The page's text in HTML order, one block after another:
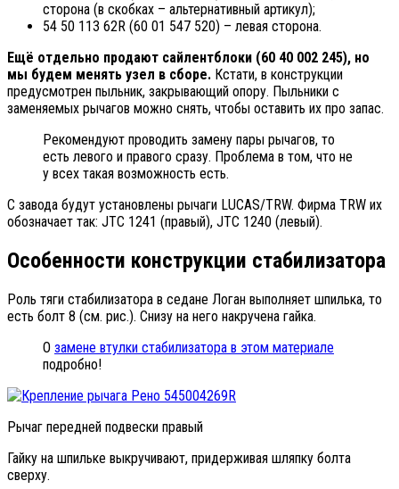
сторона (в скобках – альтернативный артикул);
54 50 113 62R (60 01 547 520) – левая сторона.
Ещё отдельно продают сайлентблоки (60 40 002 245), но
мы будем менять узел в сборе. Кстати, в конструкции
предусмотрен пыльник, закрывающий опору. Пыльники с
заменяемых рычагов можно снять, чтобы оставить их про запас.
Рекомендуют проводить замену пары рычагов, то
есть левого и правого сразу. Проблема в том, что не
у всех такая возможность есть.
С завода будут установлены рычаги LUCAS/TRW. Фирма TRW их
обозначает так: JTC 1241 (правый), JTC 1240 (левый).
Особенности конструкции стабилизатора
Роль тяги стабилизатора в седане Логан выполняет шпилька, то
есть болт 8 (см. рис.). Снизу на него накручена гайка.
О замене втулки стабилизатора в этом материале
подробно!
Рычаг передней подвески правый
Гайку на шпильке выкручивают, придерживая шляпку болта
сверху.